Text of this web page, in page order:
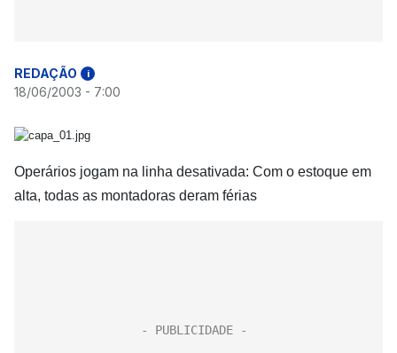
REDAÇÃO i
18/06/2003 - 7:00
Operários jogam na linha desativada: Com o estoque em
alta, todas as montadoras deram férias